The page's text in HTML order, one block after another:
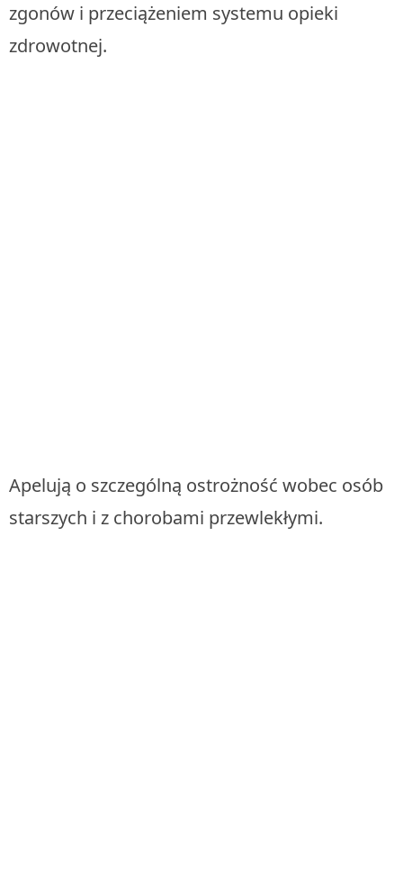
zgonów i przeciążeniem systemu opieki
zdrowotnej.
Apelują o szczególną ostrożność wobec osób
starszych i z chorobami przewlekłymi.